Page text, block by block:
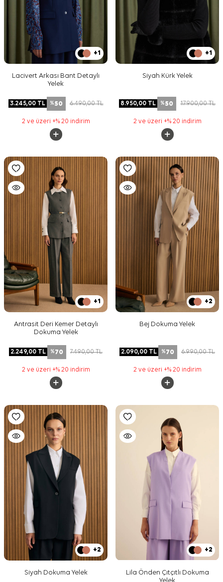
+1
Lacivert Arkası Bant Detaylı
Yelek
3.245,00TL %50 6.490,00TL
2 ve üzeri +% 20 indirim
+1
Siyah Kürk Yelek
8.950,00 TL %50 17.900,00TL
2 ve üzeri +% 20 indirim
+1
Antrasit Deri Kemer Detaylı
Dokuma Yelek
2.249,00 TL %70 7.490,00TL
2 ve üzeri +% 20 indirim
+2
Bej Dokuma Yelek
2.090,00 TL %70 6.990,00TL
2 ve üzeri +% 20 indirim
+2
Siyah Dokuma Yelek
+2
Lila Önden Çıtçıtlı Dokuma
Yelek